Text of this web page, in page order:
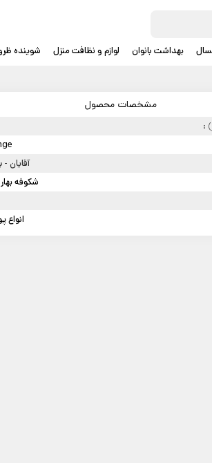
بهداشت بانوان لوازم و نظافت منزل شوینده
مشخصات محصول
:
آقایان -
شکوفه بهار